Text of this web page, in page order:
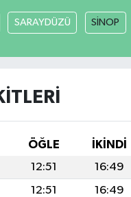
SARAYDÜZÜ SİNOP
ÖĞLE İKINDI
12:51 16:49
12:51 16:49